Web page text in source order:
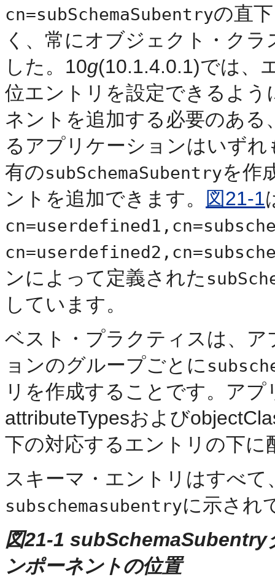
cn=subSchemaSubentryの直
く、常にオブジェクト・ク
した。10g(10.1.4.0.1)では、
位エントリを設定できるよ
ネントを追加する必要のあ
るアプリケーションはいずれ
有のsubSchemaSubentryを作
ントを追加できます。
図21-1
ンによって定義された
しています。
ベスト・プラクティスは、
ョンのグループごとに
リを作成することです。ア
attributeTypesおよび
下の対応するエントリの下
スキーマ・エントリはすべて
subschemasubentryに示され
図21-1 subSchemaSubentry
ンポーネントの位置